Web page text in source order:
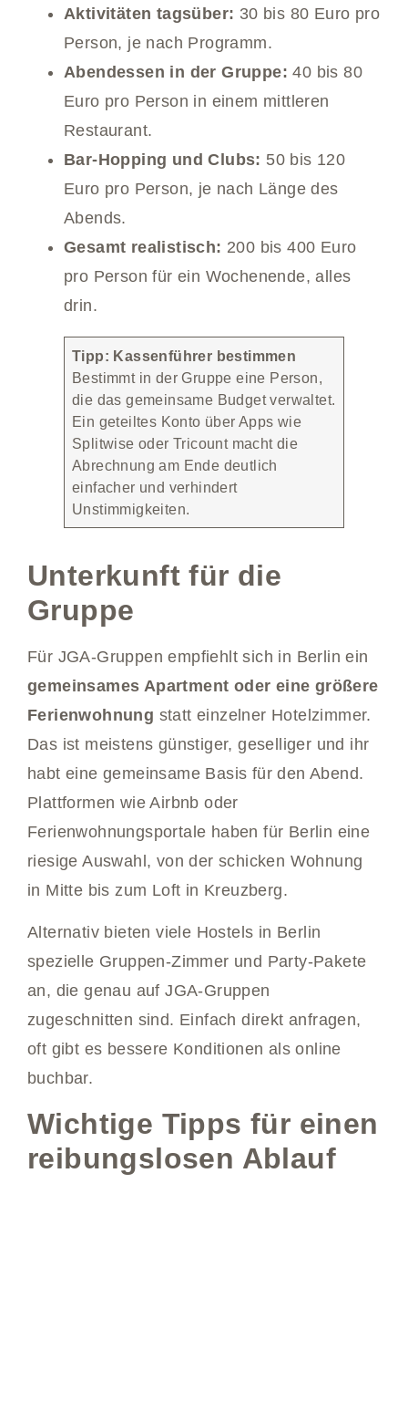
Aktivitäten tagsüber: 30 bis 80 Euro pro
Person, je nach Programm.
Abendessen in der Gruppe: 40 bis 80
Euro pro Person in einem mittleren
Restaurant.
Bar-Hopping und Clubs: 50 bis 120
Euro pro Person, je nach Länge des
Abends.
Gesamt realistisch: 200 bis 400 Euro
pro Person für ein Wochenende, alles
drin.
Tipp: Kassenführer bestimmen
Bestimmt in der Gruppe eine Person,
die das gemeinsame Budget verwaltet.
Ein geteiltes Konto über Apps wie
Splitwise oder Tricount macht die
Abrechnung am Ende deutlich
einfacher und verhindert
Unstimmigkeiten.
Unterkunft für die
Gruppe
Für JGA-Gruppen empfiehlt sich in Berlin ein
gemeinsames Apartment oder eine größere
Ferienwohnung statt einzelner Hotelzimmer.
Das ist meistens günstiger, geselliger und ihr
habt eine gemeinsame Basis für den Abend.
Plattformen wie Airbnb oder
Ferienwohnungsportale haben für Berlin eine
riesige Auswahl, von der schicken Wohnung
in Mitte bis zum Loft in Kreuzberg.
Alternativ bieten viele Hostels in Berlin
spezielle Gruppen-Zimmer und Party-Pakete
an, die genau auf JGA-Gruppen
zugeschnitten sind. Einfach direkt anfragen,
oft gibt es bessere Konditionen als online
buchbar.
Wichtige Tipps für einen
reibungslosen Ablauf